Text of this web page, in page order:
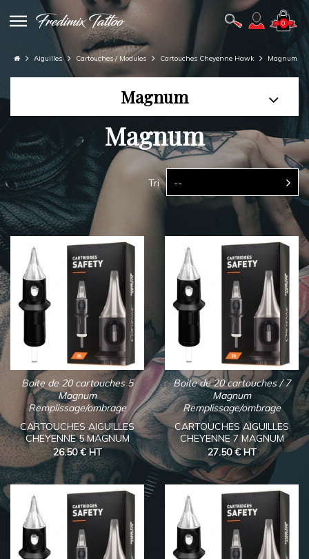
0
Aiguilles Cartouches / Modules Cartouches Cheyenne Hawk Magnum
Magnum
Magnum
Tri --
Boite de 20 cartouches 5
Magnum
Remplissage/ombrage
CARTOUCHES AIGUILLES
CHEYENNE 5 MAGNUM
26.50 €HT
Boite de 20 cartouches / 7
Magnum
Remplissage/ombrage
CARTOUCHES AIGUILLES
CHEYENNE 7 MAGNUM
27.50 €HT